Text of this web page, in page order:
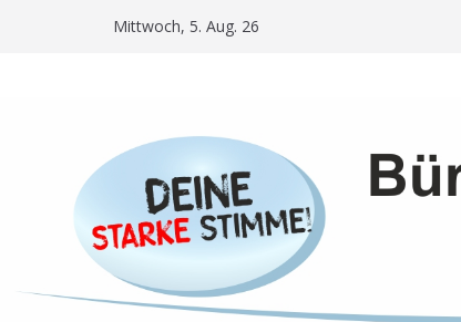
Mittwoch, 5. Aug. 26